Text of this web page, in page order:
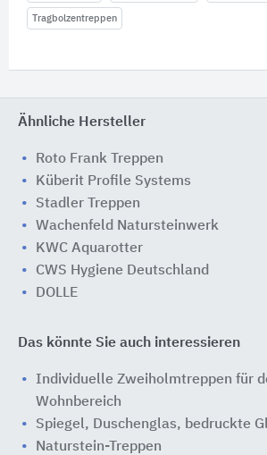
Tragbolzentreppen
Ähnliche Hersteller
Roto Frank Treppen
Küberit Profile Systems
Stadler Treppen
Wachenfeld Natursteinwerk
KWC Aquarotter
CWS Hygiene Deutschland
DOLLE
Das könnte Sie auch interessieren
Individuelle Zweiholmtreppen für
Wohnbereich
Spiegel, Duschenglas, bedruckte
Naturstein-Treppen